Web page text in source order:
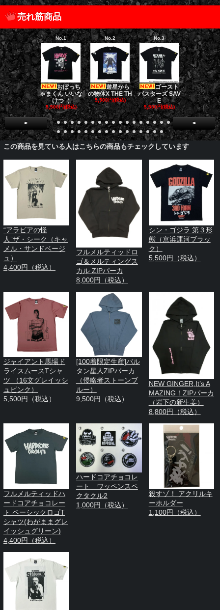
売れ筋商品
No.1
おぼっち
ゃまくん いいな
けつ（
5,500円(税込)
No.2
遊星から
の物体X THE TH
5,500円(税込)
No.3
ゴースト
バスターズ SAV
E
5,500円(税込)
No.4
ゴー
バスターズ
ージャ
5,500円(税
< >
この商品を見ている人はこちらの商品もチェックしています
“アラビアの怪
人”ザ・シーク（キャ
メル・サンドベージ
ュ）
4,400円（税込）
フルメルティッドロ
ゴ＆メルティングス
カル ZIPパーカ
8,000円（税込）
シン・ゴジラ 第３形
態（京浜運河ブラッ
ク）
5,500円（税込）
ジャイアント馬場ド
ライスムースTシャ
ツ （16文グレイッシ
ュピンク）
5,500円（税込）
[100着限定生産]バル
タン星人ZIPパーカ
（侵略者ストーンブ
ルー）
9,500円（税込）
NEW GINGER,It’s A
MAZING！ZIPパーカ
（岩下の新生姜）
8,800円（税込）
フルメルティッドハ
ードコアチョコレー
ト ベーシックロゴT
シャツ(わがままグレ
イッシュグリーン)
4,400円（税込）
ハードコアチョコレ
ート ワッペンスペ
クタクル2
1,000円（税込）
殺すゾ！ アクリルキ
ーホルダー
1,100円（税込）